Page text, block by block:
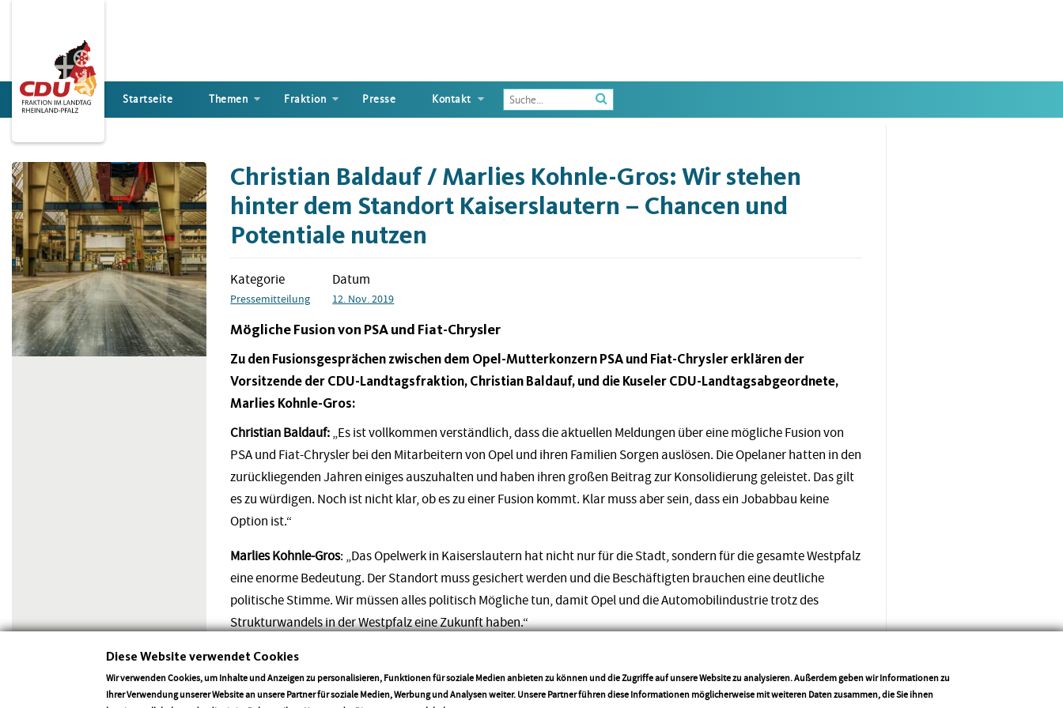
Startseite Themen Fraktion Presse Kontakt
Enter
the
to
for
Christian Baldauf / Marlies Kohnle-Gros: Wir stehen
hinter dem Standort Kaiserslautern – Chancen und
Potentiale nutzen
Kategorie
Pressemitteilung
Datum
12. Nov. 2019
Mögliche Fusion von PSA und Fiat-Chrysler
Zu den Fusionsgesprächen zwischen dem Opel-Mutterkonzern PSA und Fiat-Chrysler erklären der
Vorsitzende der CDU-Landtagsfraktion, Christian Baldauf, und die Kuseler CDU-Landtagsabgeordnete,
Marlies Kohnle-Gros:
Christian Baldauf:„Es ist vollkommen verständlich, dass die aktuellen Meldungen über eine mögliche Fusion von
PSA und Fiat-Chrysler bei den Mitarbeitern von Opel und ihren Familien Sorgen auslösen. Die Opelaner hatten in den
zurückliegenden Jahren einiges auszuhalten und haben ihren großen Beitrag zur Konsolidierung geleistet. Das gilt
es zu würdigen. Noch ist nicht klar, ob es zu einer Fusion kommt. Klar muss aber sein, dass ein Jobabbau keine
Option ist.“
Marlies Kohnle-Gros: „Das Opelwerk in Kaiserslautern hat nicht nur für die Stadt, sondern für die gesamte Westpfalz
eine enorme Bedeutung. Der Standort muss gesichert werden und die Beschäftigten brauchen eine deutliche
politische Stimme. Wir müssen alles politisch Mögliche tun, damit Opel und die Automobilindustrie trotz des
Strukturwandels in der Westpfalz eine Zukunft haben.“
Christian Baldauf:
Leuchtturmprojekt für die Region sein. Genau deshalb haben wir im letzten Plenum den Antrag gestellt, eine solche
Fertigung politisch zu unterstützen. Dieser wurde von der Ampel-Koalition ohne ein Wort zum Thema
Diese Website verwendet Cookies
Wir verwenden Cookies, um Inhalte und Anzeigen zu personalisieren, Funktionen für soziale Medien anbieten zu können und die Zugriffe auf unsere Website zu analysieren. Außerdem geben wir Informationen zu
Ihrer Verwendung unserer Website an unsere Partner für soziale Medien, Werbung und Analysen weiter. Unsere Partner führen diese Informationen möglicherweise mit weiteren Daten zusammen, die Sie ihnen